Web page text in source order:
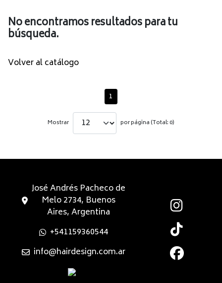
No encontramos resultados para tu
búsqueda.
Volver al catálogo
1
Mostrar por página (Total: 0)
José Andrés Pacheco de
Melo 2734, Buenos
Aires, Argentina
+541159360544
info@hairdesign.com.ar